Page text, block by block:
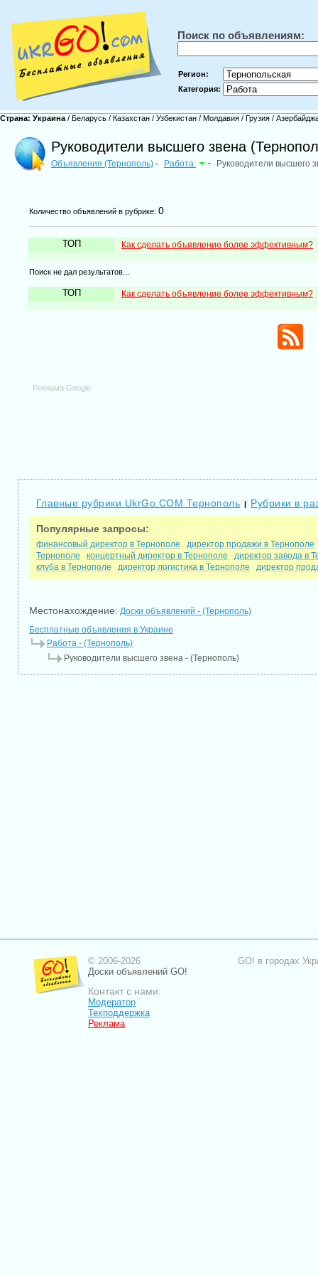
Поиск по объявлениям:
Регион:
Категория:
Страна: Украина / Беларусь / Казахстан / Узбекистан / Молдавия / Грузия /
Руководители высшего звена
Объявления (Тернополь) - Работа - Руководители высшего
Количество объявлений в рубрике: 0
ТОП Как сделать объявление более эффективным?
Поиск не дал результатов...
ТОП Как сделать объявление более эффективным?
Реклама Google
Главные рубрики UkrGo.COM Тернополь | Рубрики в
Популярные запросы:
финансовый директор в Тернополе
директор продажи в Тернополе
Тернополе
концертный директор в Тернополе
директор завода в
клуба в Тернополе
директор логистика в Тернополе директор
Местонахождение: Доски объявлений - (Тернополь)
Бесплатные объявления в Украине
Работа - (Тернополь)
Руководители высшего звена - (Тернополь)
© 2006-2026
Доски объявлений GO!
Контакт с нами:
Модератор
Техподдержка
Реклама
GO! в городах